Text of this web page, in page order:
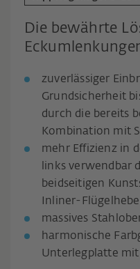
Die bewährte
zuverlässiger
Grundsicherheit
durch die bereits
Kombination mit
mehr Effizienz in
links verwendbar
beidseitigen
Inliner-
massives
harmonische
Unterlegplatte